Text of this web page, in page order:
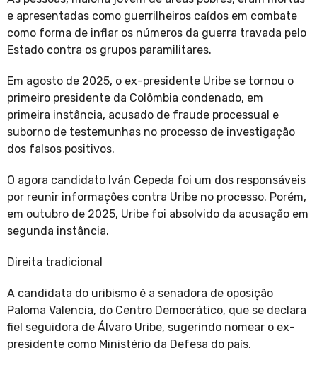
e apresentadas como guerrilheiros caídos em combate
como forma de inflar os números da guerra travada pelo
Estado contra os grupos paramilitares.
Em agosto de 2025, o ex-presidente Uribe se tornou o
primeiro presidente da Colômbia condenado, em
primeira instância, acusado de fraude processual e
suborno de testemunhas no processo de investigação
dos falsos positivos.
O agora candidato Iván Cepeda foi um dos responsáveis
por reunir informações contra Uribe no processo. Porém,
em outubro de 2025, Uribe foi absolvido da acusação em
segunda instância.
Direita tradicional
A candidata do uribismo é a senadora de oposição
Paloma Valencia, do Centro Democrático, que se declara
fiel seguidora de Álvaro Uribe, sugerindo nomear o ex-
presidente como Ministério da Defesa do país.